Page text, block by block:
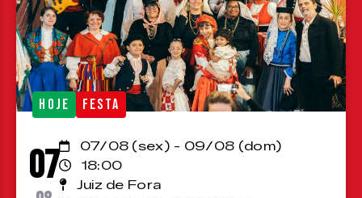
HOJE FESTA
07
07/08 (sex) - 09/08 (dom)
18:00
Juiz de Fora